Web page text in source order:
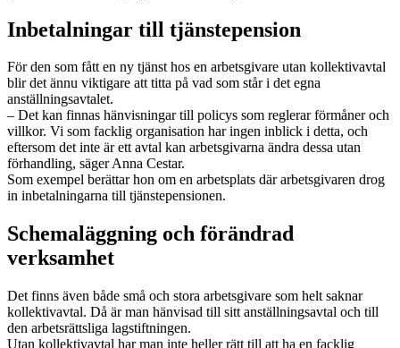
Inbetalningar till tjänstepension
För den som fått en ny tjänst hos en arbetsgivare utan kollektivavtal
blir det ännu viktigare att titta på vad som står i det egna
anställningsavtalet.
– Det kan finnas hänvisningar till policys som reglerar förmåner och
villkor. Vi som facklig organisation har ingen inblick i detta, och
eftersom det inte är ett avtal kan arbetsgivarna ändra dessa utan
förhandling, säger Anna Cestar.
Som exempel berättar hon om en arbetsplats där arbetsgivaren drog
in inbetalningarna till tjänstepensionen.
Schemaläggning och förändrad
verksamhet
Det finns även både små och stora arbetsgivare som helt saknar
kollektivavtal. Då är man hänvisad till sitt anställningsavtal och till
den arbetsrättsliga lagstiftningen.
Utan kollektivavtal har man inte heller rätt till att ha en facklig